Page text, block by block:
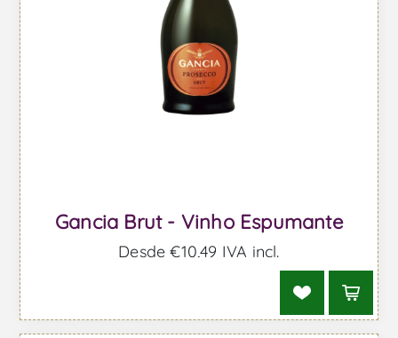
Gancia Brut - Vinho Espumante
Desde €10,49 IVA incl.